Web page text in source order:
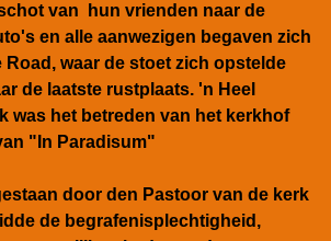
van hun vrienden naar de
en alle aanwezigen begaven zich
waar de stoet zich opstelde
de laatste rustplaats. 'n Heel
was het betreden van het kerkhof
"In Paradisum"
door den Pastoor van de kerk
de begrafenisplechtigheid,